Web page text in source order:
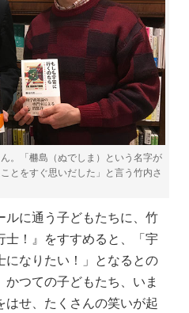
。「橳島（ぬでしま）という名字が
とをすぐ思いだした」と言う竹内さ
に通う子どもたちに、竹
士！』をすすめると、「宇
なりたい！」となるとの
つての子どもたち、いま
せ、たくさんの笑いが起